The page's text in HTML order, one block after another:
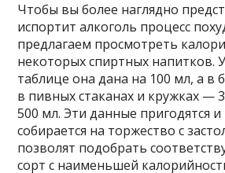
Чтобы вы более наглядно
испортит алкоголь процесс
предлагаем просмотреть
некоторых спиртных напитков.
таблице она дана на 100 мл, а в
в пивных стаканах и кружках —
500 мл. Эти данные пригодятся и
собирается на торжество с
позволят подобрать
сорт с наименьшей